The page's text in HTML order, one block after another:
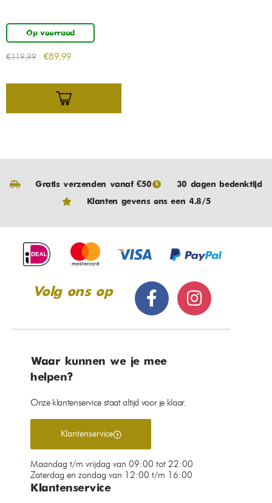
Op voorraad
€119,99 €89,99
Gratis verzenden vanaf €50
30 dagen bedenktijd
Klanten gevens ons een 4.8/5
Volg ons op
Waar kunnen we je mee
helpen?
Onze klantenservice staat altijd voor je klaar.
Klantenservice
Maandag t/m vrijdag van 09:00 tot 22:00
Zaterdag en zondag van 12:00 t/m 16:00
Klantenservice